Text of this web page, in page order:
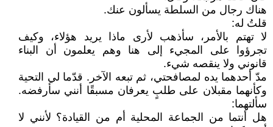
هناك رجال من السلطة يسألون عنك.
قلتُ له:
لا تهتم بالأمر، سأذهب لأرى ماذا يريد هؤلاء، وكيف
تجرؤوا على المجيء إلى هنا وهم يعلمون أن البناء
قانوني ولا ينقصه شيء.
مدّ أحدهما يده لمصافحتي، ثم تبعه الآخر. قدّما لي التحية
وكأنهما مقبلان على طلبٍ يعرفان مسبقًا أنني سأرفضه.
سألتهما:
هل أنتما من الجماعة المحلية أم من القيادة؟ لأنني لا